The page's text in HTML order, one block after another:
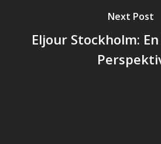
Next Post
Eljour Stockholm: